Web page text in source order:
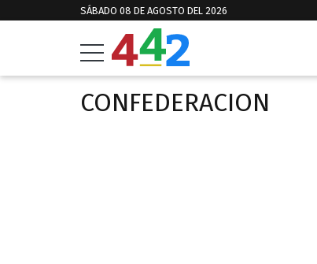
SÁBADO 08 DE AGOSTO DEL 2026
CONFEDERACION